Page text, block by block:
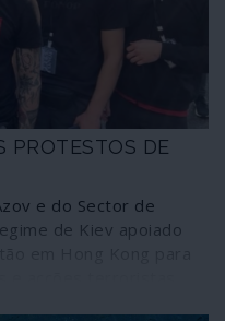
ao seu país. As “linhas
de Moscovo
no âmbito do acordo
PROTESTOS DE
e do Sector de
de Kiev apoiado